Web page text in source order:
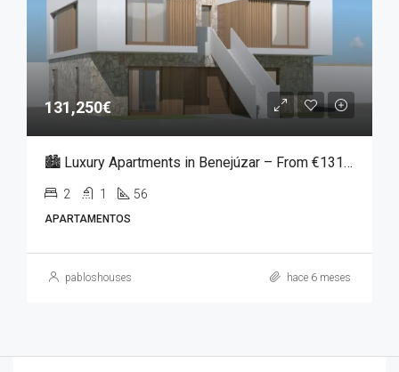
131,250€
🏙️ Luxury Apartments in Benejúzar – From €131,250
2 1 56
APARTAMENTOS
pabloshouses hace 6 meses